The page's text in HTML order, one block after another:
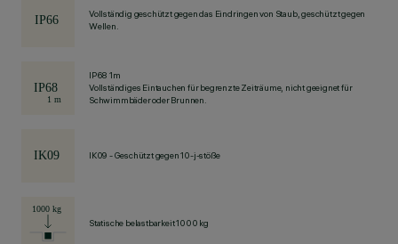
Vollständig geschützt gegen das Eindringen von Staub, geschützt gegen
Wellen.
IP68 1m
Vollständiges Eintauchen für begrenzte Zeiträume, nicht geeignet für
Schwimmbäder oder Brunnen.
IK09 - Geschützt gegen 10-j-stöße
Statische belastbarkeit 1000 kg